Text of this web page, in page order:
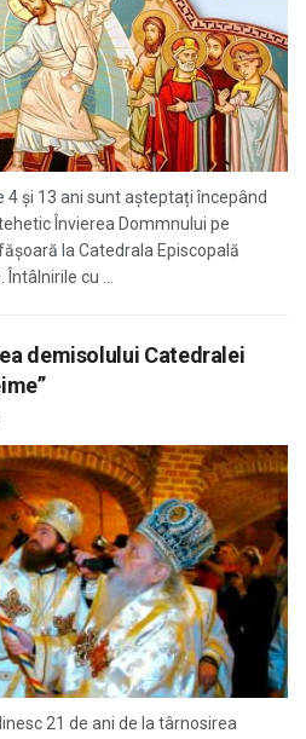
4 și 13 ani sunt așteptați începând
Învierea Dommnului pe
la Catedrala Episcopală
cu ...
demisolului Catedralei
21 de ani de la târnosirea